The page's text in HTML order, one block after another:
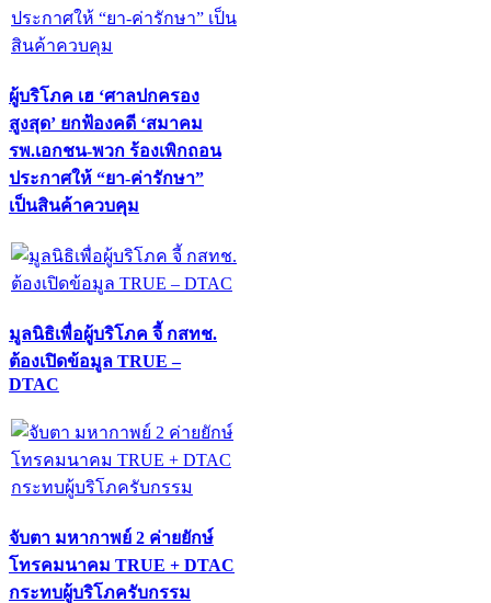
ผู้บริโภค เฮ ‘ศาลปกครอง
สูงสุด’ ยกฟ้องคดี ‘สมาคม
รพ.เอกชน-พวก ร้องเพิกถอน
ประกาศให้ “ยา-ค่ารักษา”
เป็นสินค้าควบคุม
มูลนิธิเพื่อผู้บริโภค จี้ กสทช.
ต้องเปิดข้อมูล TRUE –
DTAC
จับตา มหากาพย์ 2 ค่ายยักษ์
โทรคมนาคม TRUE + DTAC
กระทบผู้บริโภครับกรรม